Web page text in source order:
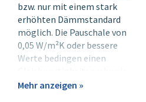
bzw. nur mit einem stark
erhöhten Dämmstandard
möglich. Die Pauschale von
0,05 W/m²K oder bessere
Werte bedingen einen
oder eine detaillierte
Mehr anzeigen »